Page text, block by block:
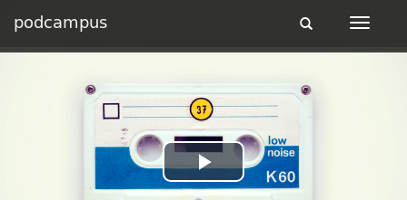
podcampus
Toggle
Toggle
Play